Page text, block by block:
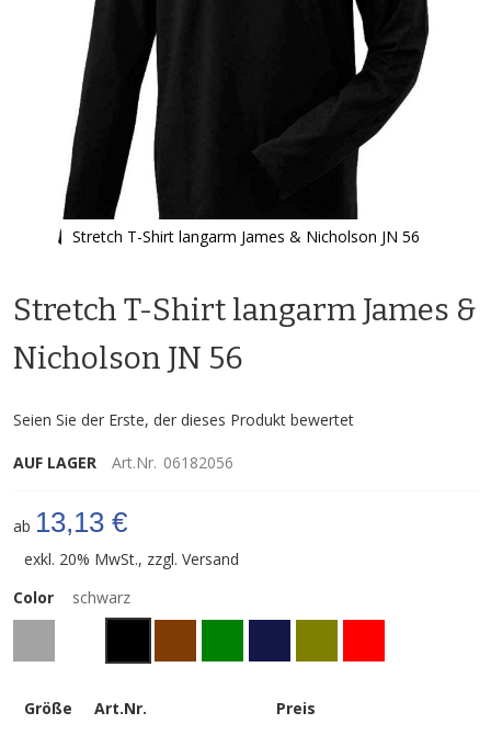
Stretch T-Shirt langarm James & Nicholson JN 56
der
springen
Stretch T-Shirt langarm James &
Nicholson JN 56
Seien Sie der Erste, der dieses Produkt bewertet
AUF LAGER Art.Nr. 06182056
ab 13,13 €
exkl. 20% MwSt., zzgl. Versand
Color
schwarz
Größe Art.Nr.
Preis